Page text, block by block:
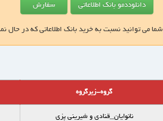
می توانید نسبت به خرید بانک اطلاعاتی که در حال
گروه-زیرگروه
نانوایان_قنادي و شيريني پزي